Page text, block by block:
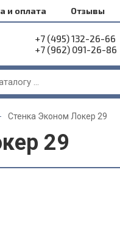
и оплата Отзывы
+7 (495) 132-26-66
+7 (962) 091-26-86
Стенка Эконом Локер 29
29